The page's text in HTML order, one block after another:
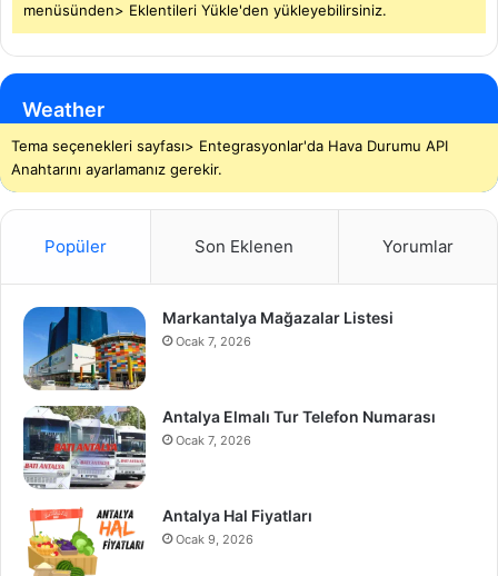
menüsünden> Eklentileri Yükle'den yükleyebilirsiniz.
Weather
Tema seçenekleri sayfası> Entegrasyonlar'da Hava Durumu API
Anahtarını ayarlamanız gerekir.
Popüler Son Eklenen Yorumlar
Markantalya Mağazalar Listesi
Ocak 7, 2026
Antalya Elmalı Tur Telefon Numarası
Ocak 7, 2026
Antalya Hal Fiyatları
Ocak 9, 2026